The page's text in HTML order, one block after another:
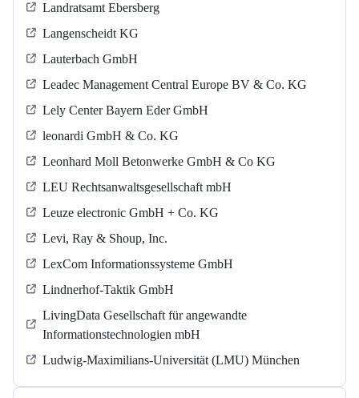
Landratsamt Ebersberg
Langenscheidt KG
Lauterbach GmbH
Leadec Management Central Europe BV & Co. KG
Lely Center Bayern Eder GmbH
leonardi GmbH & Co. KG
Leonhard Moll Betonwerke GmbH & Co KG
LEU Rechtsanwaltsgesellschaft mbH
Leuze electronic GmbH + Co. KG
Levi, Ray & Shoup, Inc.
LexCom Informationssysteme GmbH
Lindnerhof-Taktik GmbH
LivingData Gesellschaft für angewandte
Informationstechnologien mbH
Ludwig-Maximilians-Universität (LMU) München